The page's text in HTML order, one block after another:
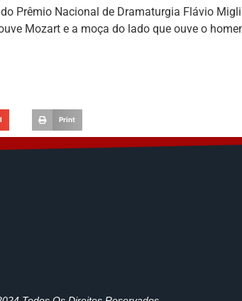
Prêmio Nacional de Dramaturgia Flávio
Mozart e a moça do lado que ouve o
Print